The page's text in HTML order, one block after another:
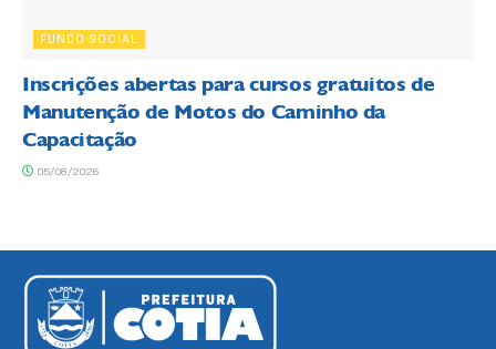
FUNDO SOCIAL
Inscrições abertas para cursos gratuitos de
Manutenção de Motos do Caminho da
Capacitação
05/08/2026